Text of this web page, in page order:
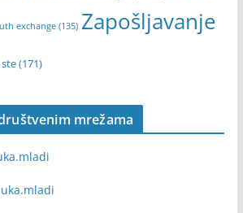
exchange(135) Zapošljavanje
(171)
mrežama